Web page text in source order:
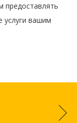
предоставлять
услуги вашим